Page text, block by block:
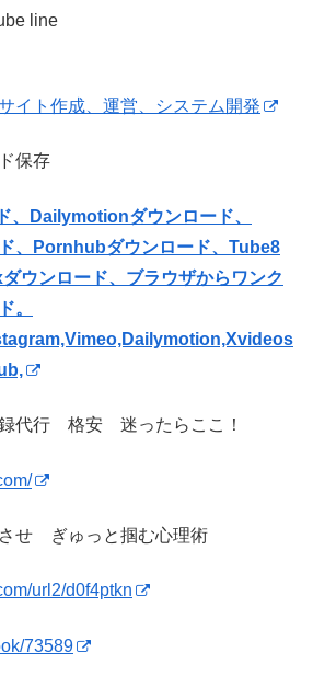
line
イト作成、運営、システム開発
保存
、Dailymotionダウンロード、
、Pornhubダウンロード、Tube8
ウンロード、ブラウザからワンク
。
代行 格安 迷ったらここ！
せ ぎゅっと掴む心理術
url2/d0f4ptkn
73589